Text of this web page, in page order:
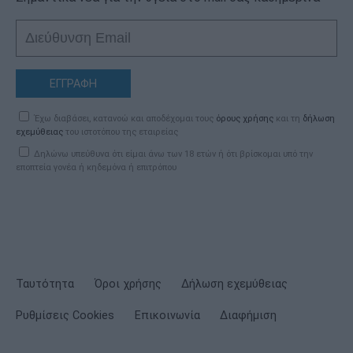
ΕΓΓΡΑΦΗ
Έχω διαβάσει, κατανοώ και αποδέχομαι τους όρους χρήσης και τη δήλωση
εχεμύθειας του ιστοτόπου της εταιρείας
Δηλώνω υπεύθυνα ότι είμαι άνω των 18 ετών ή ότι βρίσκομαι υπό την
εποπτεία γονέα ή κηδεμόνα ή επιτρόπου
Ταυτότητα Όροι χρήσης Δήλωση εχεμύθειας
Ρυθμίσεις Cookies Επικοινωνία Διαφήμιση